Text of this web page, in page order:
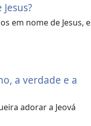
em nome de Jesus, e
a verdade e a
adorar a Jeová